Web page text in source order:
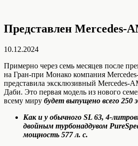
Представлен Mercedes-
10.12.2024
Примерно через семь месяцев после
на Гран-при Монако компания
представила эксклюзивный Mercedes-
Даби. Это первая модель из нового
всему миру будет выпущено всего 250
Как и у обычного SL 63, 4-
двойным турбонаддувом
мощность 577 л. с.